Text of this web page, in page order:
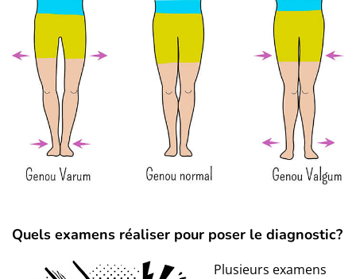
Quels examens réaliser pour poser le diagnostic?
Plusieurs examens